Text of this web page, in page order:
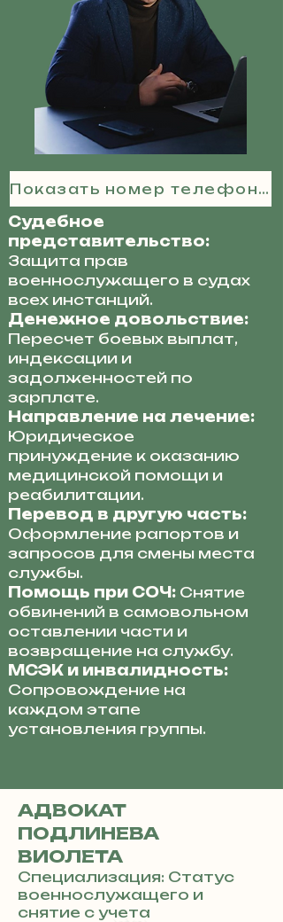
Показать номер телефона
Судебное
представительство:
Защита прав
военнослужащего в судах
всех инстанций.
Денежное довольствие:
Пересчет боевых выплат,
индексации и
задолженностей по
зарплате.
Направление на лечение:
Юридическое
принуждение к оказанию
медицинской помощи и
реабилитации.
Перевод в другую часть:
Оформление рапортов и
запросов для смены места
службы.
Помощь при СОЧ: Снятие
обвинений в самовольном
оставлении части и
возвращение на службу.
МСЭК и инвалидность:
Сопровождение на
каждом этапе
установления группы.
АДВОКАТ
ПОДЛИНЕВА
ВИОЛЕТА
Специализация: Статус
военнослужащего и
снятие с учета